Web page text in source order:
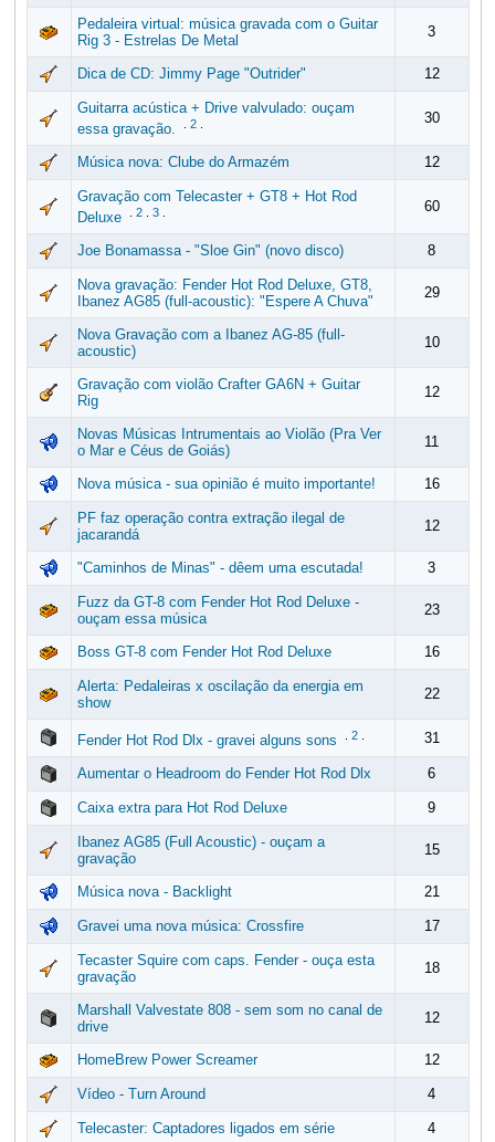
Pedaleira virtual: música gravada com o Guitar
Rig 3 - Estrelas De Metal
3
Dica de CD: Jimmy Page "Outrider" 12
Guitarra acústica + Drive valvulado: ouçam
essa gravação.
2. 30
Música nova: Clube do Armazém 12
Gravação com Telecaster + GT8 + Hot Rod
Deluxe
2. 3. 60
Joe Bonamassa - "Sloe Gin" (novo disco) 8
Nova gravação: Fender Hot Rod Deluxe, GT8,
Ibanez AG85 (full-acoustic): "Espere A Chuva"
29
Nova Gravação com a Ibanez AG-85 (full-
acoustic)
10
Gravação com violão Crafter GA6N + Guitar
Rig
12
Novas Músicas Intrumentais ao Violão (Pra Ver
o Mar e Céus de Goiás)
11
Nova música - sua opinião é muito importante! 16
PF faz operação contra extração ilegal de
jacarandá
12
"Caminhos de Minas" - dêem uma escutada! 3
Fuzz da GT-8 com Fender Hot Rod Deluxe -
ouçam essa música
23
Boss GT-8 com Fender Hot Rod Deluxe 16
Alerta: Pedaleiras x oscilação da energia em
show
22
Fender Hot Rod Dlx - gravei alguns sons 2. 31
Aumentar o Headroom do Fender Hot Rod Dlx 6
Caixa extra para Hot Rod Deluxe 9
Ibanez AG85 (Full Acoustic) - ouçam a
gravação
15
Música nova - Backlight 21
Gravei uma nova música: Crossfire 17
Tecaster Squire com caps. Fender - ouça esta
gravação
18
Marshall Valvestate 808 - sem som no canal de
drive
12
HomeBrew Power Screamer 12
Vídeo - Turn Around 4
Telecaster: Captadores ligados em série 4